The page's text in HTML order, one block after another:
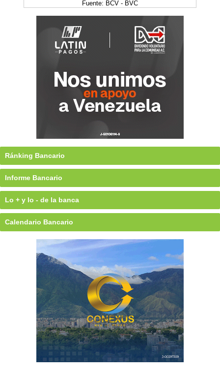
Fuente: BCV - BVC
Ránking Bancario
Informe Bancario
Lo + y lo - de la banca
Calendario Bancario